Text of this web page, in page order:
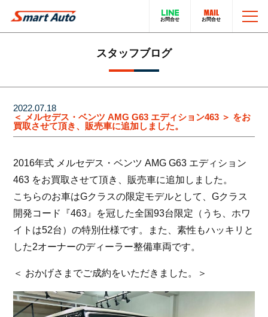
スタッフブログ
2022.07.18
＜ メルセデス・ベンツ AMG G63 エディション463 ＞ をお
買取させて頂き、販売車に追加しました。
2016年式 メルセデス・ベンツ AMG G63 エディション
463 をお買取させて頂き、販売車に追加しました。
こちらのお車はGクラスの限定モデルとして、Gクラス
開発コード『463』を冠した全国93台限定（うち、ホワ
イトは52台）の特別仕様です。また、素性もハッキリと
した2オーナーのディーラー整備車両です。
＜ おかげさまでご成約をいただきました。＞
スマートオートのこと
輸入車販売サービス
トータルカーサービス
在庫車一覧
採用情報
お問い合わせ
在庫車について
買取・下取りについて
LINEでのお問い合わせ
電話でのお問い合わせ